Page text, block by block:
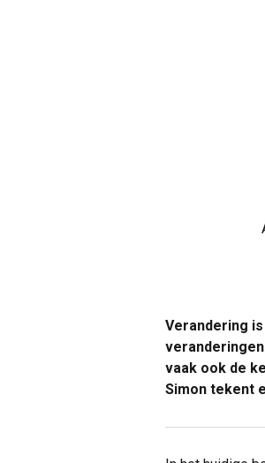
Verandering
vaak ook de
Simon tekent